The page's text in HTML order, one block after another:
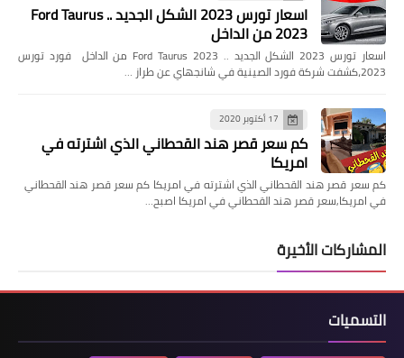
اسعار تورس 2023 الشكل الجديد .. Ford Taurus
2023 من الداخل
اسعار تورس 2023 الشكل الجديد .. Ford Taurus 2023 من الداخل فورد تورس
2023،كشفت شركة فورد الصينية في شانجهاي عن طراز …
17 أكتوبر 2020
كم سعر قصر هند القحطاني الذي اشترته في
امريكا
كم سعر قصر هند القحطاني الذي اشترته في امريكا كم سعر قصر هند القحطاني
في امريكا,سعر قصر هند القحطاني في امريكا اصبح…
المشاركات الأخيرة
التسميات